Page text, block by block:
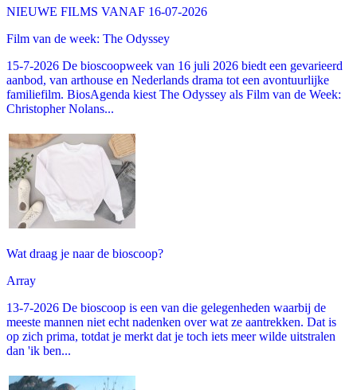
NIEUWE FILMS VANAF 16-07-2026
Film van de week: The Odyssey
15-7-2026 De bioscoopweek van 16 juli 2026 biedt een gevarieerd
aanbod, van arthouse en Nederlands drama tot een avontuurlijke
familiefilm. BiosAgenda kiest The Odyssey als Film van de Week:
Christopher Nolans...
Wat draag je naar de bioscoop?
Array
13-7-2026 De bioscoop is een van die gelegenheden waarbij de
meeste mannen niet echt nadenken over wat ze aantrekken. Dat is
op zich prima, totdat je merkt dat je toch iets meer wilde uitstralen
dan 'ik ben...